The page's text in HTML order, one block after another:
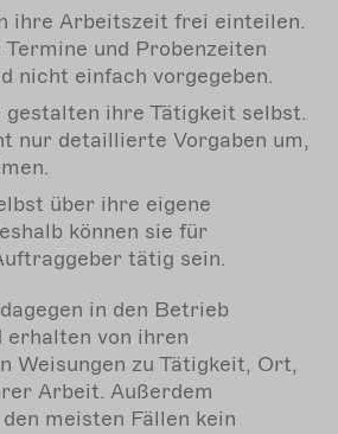
ihre Arbeitszeit frei einteilen.
und Probenzeiten
nicht einfach vorgegeben.
ihre Tätigkeit selbst.
nur detaillierte Vorgaben um,
über ihre eigene
können sie für
tätig sein.
in den Betrieb
erhalten von ihren
Weisungen zu Tätigkeit, Ort,
Arbeit. Außerdem
meisten Fällen kein